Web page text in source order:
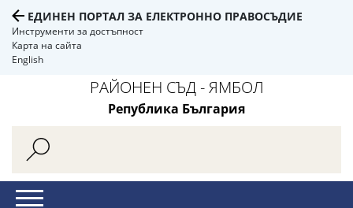
ЕДИНЕН ПОРТАЛ ЗА ЕЛЕКТРОННО ПРАВОСЪДИЕ
Инструменти за достъпност
Карта на сайта
English
РАЙОНЕН СЪД - ЯМБОЛ
Република България